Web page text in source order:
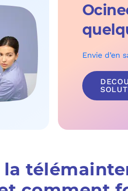
Envie d’en